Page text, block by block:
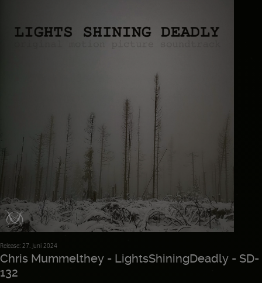
Release: 27. Juni 2024
Chris Mummelthey - LightsShiningDeadly - SD-
132